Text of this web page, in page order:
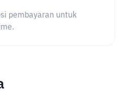
pembayaran untuk